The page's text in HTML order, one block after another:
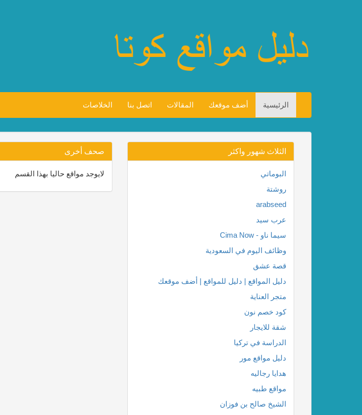
الرئيسية أضف موقعك المقالات اتصل بنا الخلاصات
صحف أخرى
لايوجد مواقع حاليا بهذا القسم
الثلاث شهور واكثر
البوماتي
روشتة
arabseed
عرب سيد
سيما ناو - Cima Now
وظائف اليوم في السعودية
قصة عشق
دليل المواقع | دليل للمواقع | أضف موقعك
متجر العناية
كود خصم نون
شقة للايجار
الدراسة في تركيا
دليل مواقع مور
هدايا رجاليه
مواقع طبيه
الشيخ صالح بن فوزان